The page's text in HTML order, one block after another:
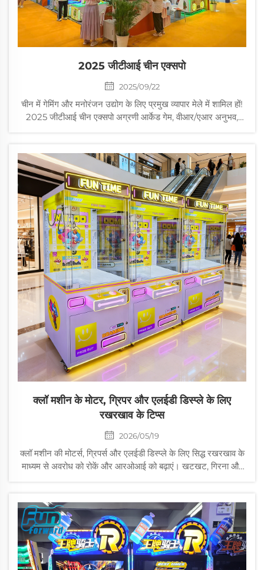
2025 जीटीआई चीन एक्सपो
2025/09/22
चीन में गेमिंग और मनोरंजन उद्योग के लिए प्रमुख व्यापार मेले में शामिल हों!
2025 जीटीआई चीन एक्सपो अग्रणी आर्केड गेम, वीआर/एआर अनुभव,
क्लॉ मशीन के मोटर, ग्रिपर और एलईडी डिस्प्ले के लिए
रखरखाव के टिप्स
2026/05/19
क्लॉ मशीन की मोटर्स, ग्रिपर्स और एलईडी डिस्प्ले के लिए सिद्ध रखरखाव के
माध्यम से अवरोध को रोकें और आरओआई को बढ़ाएं। खटखट, गिरना और